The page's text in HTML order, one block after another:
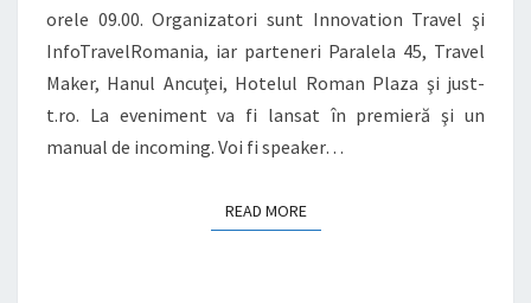
orele 09.00. Organizatori sunt Innovation Travel şi
InfoTravelRomania, iar parteneri Paralela 45, Travel
Maker, Hanul Ancuţei, Hotelul Roman Plaza şi just-
t.ro. La eveniment va fi lansat în premieră şi un
manual de incoming. Voi fi speaker…
READ MOREREAD MORE